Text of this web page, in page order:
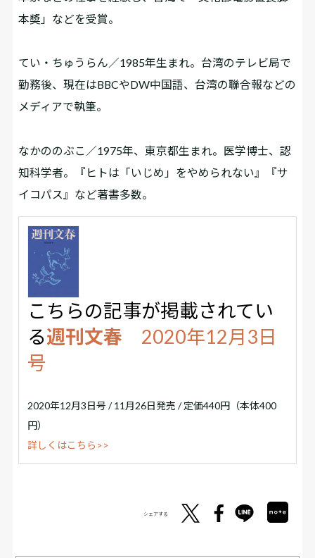
本奬」などを受賞。
てい・ちゅうらん／1985年生まれ。台湾のテレビ局で
勤務後、現在はBBCやDW中国語、台湾の聯合報などの
メディアで執筆。
なかののぶこ／1975年、東京都生まれ。医学博士、認
知科学者。『ヒトは「いじめ」をやめられない』『サ
イコパス』など著書多数。
こちらの記事が掲載されてい
る週刊文春 2020年12月3日
号
2020年12月3日号 / 11月26日発売 / 定価440円（本体400
円）
詳しくはこちら>>
シェアする